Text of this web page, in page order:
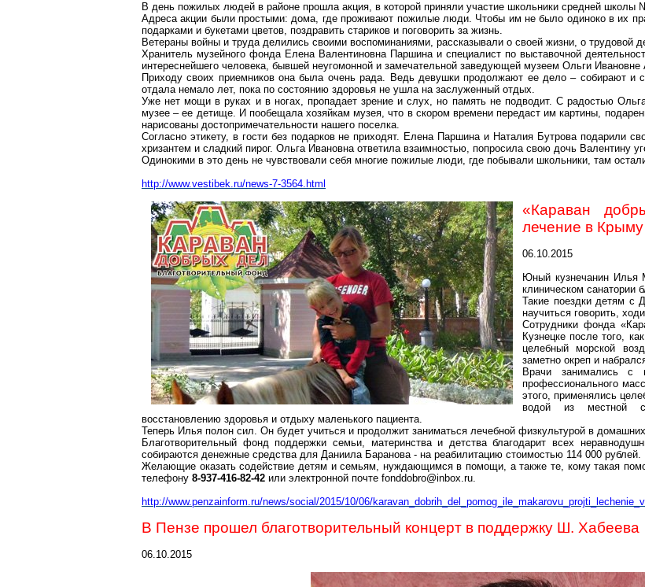
В день пожилых людей в районе прошла акция, в которой приняли участие школьники средней школы
Адреса акции были простыми: дома, где проживают пожилые люди. Чтобы им не было одиноко в их
подарками и букетами цветов, поздравить стариков и поговорить за жизнь.
Ветераны войны и труда делились своими воспоминаниями, рассказывали о своей жизни, о трудовой
Хранитель музейного фонда Елена Валентиновна Паршина и специалист по выставочной
интереснейшего человека, бывшей неугомонной и замечательной заведующей музеем Ольги Ивановне
Приходу своих приемников она была очень рада. Ведь девушки продолжают ее дело – собирают и
отдала немало лет, пока по состоянию здоровья не ушла на заслуженный отдых.
Уже нет мощи в руках и в ногах, пропадает зрение и слух, но память не подводит. С радостью
музее – ее детище. И пообещала хозяйкам музея, что в скором времени передаст им картины,
нарисованы достопримечательности нашего поселка.
Согласно этикету, в гости без подарков не приходят. Елена Паршина и Наталия Бутрова подарили
хризантем и сладкий пирог. Ольга Ивановна ответила взаимностью, попросила свою дочь Валентину
Одинокими в это день не чувствовали себя многие пожилые люди, где побывали школьники, там
http://www.vestibek.ru/news-7-3564.html
«Караван
лечение в Крыму
06.10.2015
Юный кузнечанин Илья
клиническом санатории
Такие поездки детям с
научиться говорить,
Сотрудники фонда
Кузнецке после того,
целебный морской
заметно окреп и
Врачи занимались с
профессионального
этого, применялись
водой из местной
восстановлению здоровья и отдыху маленького пациента.
Теперь Илья полон сил. Он будет учиться и продолжит заниматься лечебной физкультурой в
Благотворительный фонд поддержки семьи, материнства и детства благодарит всех
собираются денежные средства для Даниила Баранова - на реабилитацию стоимостью 114 000 рублей.
Желающие оказать содействие детям и семьям, нуждающимся в помощи, а также те, кому такая
телефону 8-937-416-82-42 или электронной почте fonddobro@inbox.ru.
http://www.penzainform.ru/news/social/2015/10/06/
В Пензе прошел благотворительный концерт в поддержку Ш. Хабеева
06.10.2015